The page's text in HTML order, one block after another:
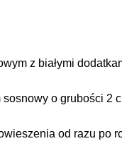
z białymi
o grubości 2
od razu po